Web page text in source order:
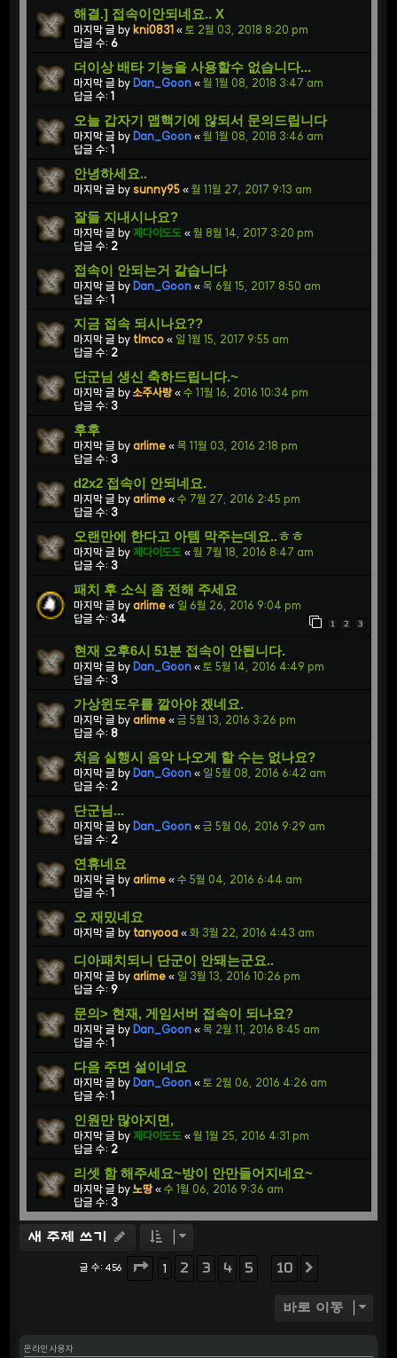
해결.] 접속이안되네요.. X
마지막 글 by kni0831 « 토 2월 03, 2018 8:20 pm
답글 수: 6
더이상 배타 기능을 사용할수 없습니다...
마지막 글 by Dan_Goon « 월 1월 08, 2018 3:47 am
답글 수: 1
오늘 갑자기 맵핵기에 않되서 문의드립니다
마지막 글 by Dan_Goon « 월 1월 08, 2018 3:46 am
답글 수: 1
안녕하세요..
마지막 글 by sunny95 « 월 11월 27, 2017 9:13 am
잘들 지내시나요?
마지막 글 by 제다이도도 « 월 8월 14, 2017 3:20 pm
답글 수: 2
접속이 안되는거 같습니다
마지막 글 by Dan_Goon « 목 6월 15, 2017 8:50 am
답글 수: 1
지금 접속 되시나요??
마지막 글 by tlmco « 일 1월 15, 2017 9:55 am
답글 수: 2
단군님 생신 축하드립니다.~
마지막 글 by 소주사랑« 수 11월 16, 2016 10:34 pm
답글 수: 3
후후
마지막 글 by arlime « 목 11월 03, 2016 2:18 pm
답글 수: 3
d2x2 접속이 안되네요.
마지막 글 by arlime « 수 7월 27, 2016 2:45 pm
답글 수: 3
오랜만에 한다고 아템 막주는데요..ㅎㅎ
마지막 글 by 제다이도도 « 월 7월 18, 2016 8:47 am
답글 수: 3
패치 후 소식 좀 전해 주세요
마지막 글 by arlime « 일 6월 26, 2016 9:04 pm
답글 수: 34 1 2 3
현재 오후6시 51분 접속이 안됩니다.
마지막 글 by Dan_Goon « 토 5월 14, 2016 4:49 pm
답글 수: 3
가상윈도우를 깔아야 겠네요.
마지막 글 by arlime « 금 5월 13, 2016 3:26 pm
답글 수: 8
처음 실행시 음악 나오게 할 수는 없나요?
마지막 글 by Dan_Goon « 일 5월 08, 2016 6:42 am
답글 수: 2
단군님...
마지막 글 by Dan_Goon « 금 5월 06, 2016 9:29 am
답글 수: 2
연휴네요
마지막 글 by arlime « 수 5월 04, 2016 6:44 am
답글 수: 1
오 재밌네요
마지막 글 by tanyooa « 화 3월 22, 2016 4:43 am
디아패치되니 단군이 안돼는군요..
마지막 글 by arlime « 일 3월 13, 2016 10:26 pm
답글 수: 9
문의> 현재, 게임서버 접속이 되나요?
마지막 글 by Dan_Goon « 목 2월 11, 2016 8:45 am
답글 수: 1
다음 주면 설이네요
마지막 글 by Dan_Goon « 토 2월 06, 2016 4:26 am
답글 수: 1
인원만 많아지면,
마지막 글 by 제다이도도 « 월 1월 25, 2016 4:31 pm
답글 수: 2
리셋 함 해주세요~방이 안만들어지네요~
마지막 글 by 노땅 « 수 1월 06, 2016 9:36 am
답글 수: 3
새 주제 쓰기
글 수: 456 페이지 10 중
1 2 3 4 5 10
바로 이동
온라인 사용자